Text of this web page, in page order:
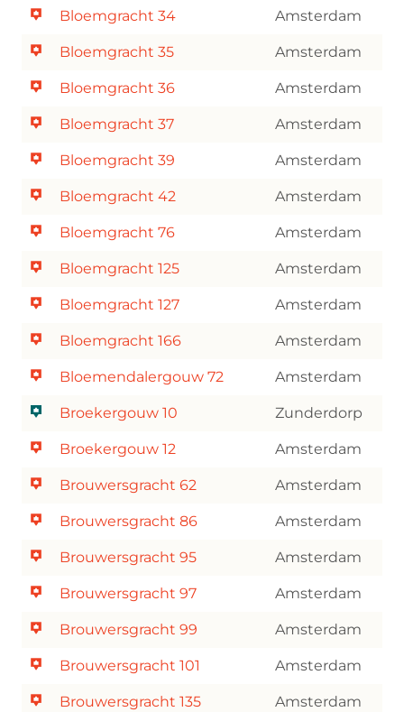
Bloemgracht 34 Amsterdam
Bloemgracht 35 Amsterdam
Bloemgracht 36 Amsterdam
Bloemgracht 37 Amsterdam
Bloemgracht 39 Amsterdam
Bloemgracht 42 Amsterdam
Bloemgracht 76 Amsterdam
Bloemgracht 125 Amsterdam
Bloemgracht 127 Amsterdam
Bloemgracht 166 Amsterdam
Bloemendalergouw 72 Amsterdam
Broekergouw 10 Zunderdorp
Broekergouw 12 Amsterdam
Brouwersgracht 62 Amsterdam
Brouwersgracht 86 Amsterdam
Brouwersgracht 95 Amsterdam
Brouwersgracht 97 Amsterdam
Brouwersgracht 99 Amsterdam
Brouwersgracht 101 Amsterdam
Brouwersgracht 135 Amsterdam